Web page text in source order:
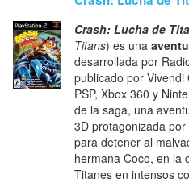
Crash: Lucha de
Titans) es una
desarrollada por
publicado por
PSP, Xbox 360 y
de la saga, una
3D protagonizada
para detener al
hermana Coco, en la
Titanes en intensos